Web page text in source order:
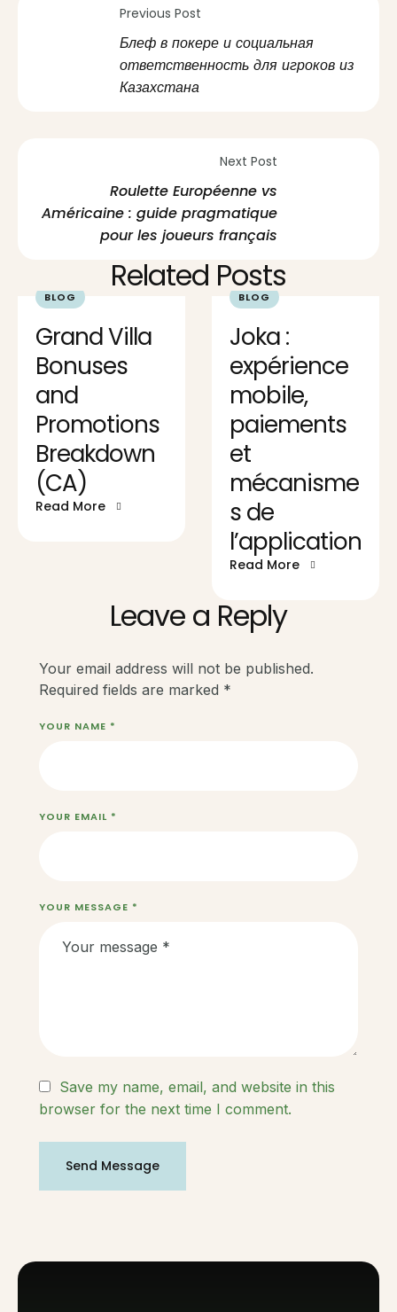
Previous Post
Блеф в покере и социальная
ответственность для игроков из
Казахстана
Next Post
Roulette Européenne vs
Américaine : guide pragmatique
pour les joueurs français
Related Posts
BLOG
Grand Villa
Bonuses
and
Promotions
Breakdown
(CA)
Read More
BLOG
Joka :
expérience
mobile,
paiements
et
mécanisme
s de
l’application
Read More
Leave a Reply
Your email address will not be published.
Required fields are marked *
YOUR MESSAGE *
YOUR NAME *
YOUR EMAIL *
Save my name, email, and website in this
browser for the next time I comment.
Send Message